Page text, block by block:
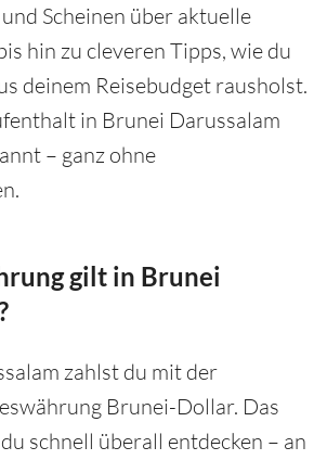
Scheinen über aktuelle
hin zu cleveren Tipps, wie du
deinem Reisebudget rausholst.
in Brunei Darussalam
– ganz ohne
gilt in Brunei
zahlst du mit der
Brunei-Dollar. Das
schnell überall entdecken – an